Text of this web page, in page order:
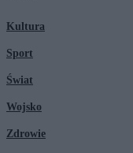
Kultura
Sport
Świat
Wojsko
Zdrowie